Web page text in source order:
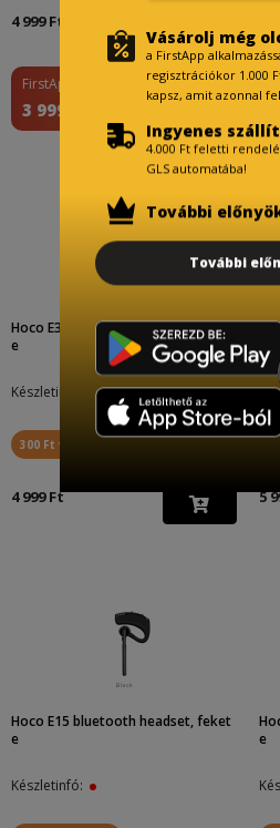
4 999 Ft
FirstApp ár
3 999 Ft
Hoco E36 bluetooth headset, feket
e
Készletinfó:
300 Ft visszajár
4 999 Ft 5
Hoco E15 bluetooth headset, feket
e
Készletinfó:
e
Vásárolj még
a FirstApp
regisztrációkor 1.000
kapsz, amit azonnal
Ingyenes
4.000 Ft feletti
GLS automatába!
További
További